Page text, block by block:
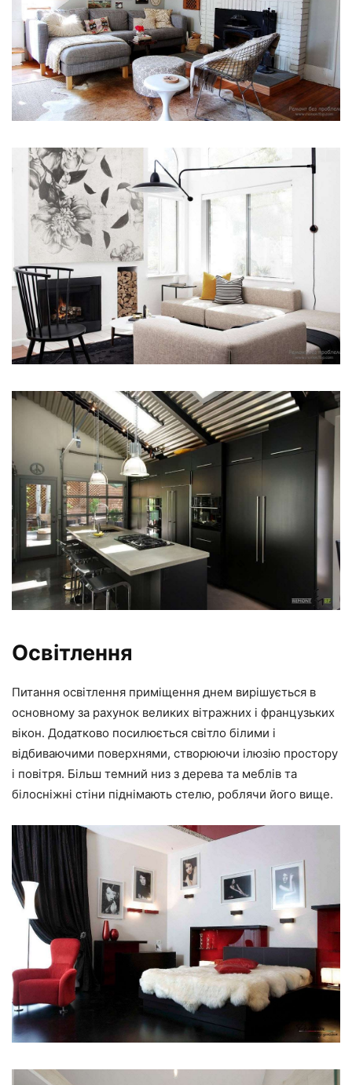
Освітлення
Питання освітлення приміщення днем вирішується в
основному за рахунок великих вітражних і французьких
вікон. Додатково посилюється світло білими і
відбиваючими поверхнями, створюючи ілюзію простору
і повітря. Більш темний низ з дерева та меблів та
білосніжні стіни піднімають стелю, роблячи його вище.